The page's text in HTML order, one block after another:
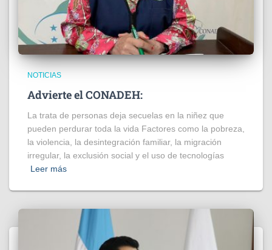
NOTICIAS
Advierte el CONADEH:
La trata de personas deja secuelas en la niñez que
pueden perdurar toda la vida Factores como la pobreza,
la violencia, la desintegración familiar, la migración
irregular, la exclusión social y el uso de tecnologías
Leer más